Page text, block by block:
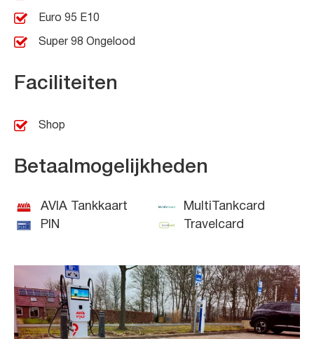
Euro 95 E10
Super 98 Ongelood
Faciliteiten
Shop
Betaalmogelijkheden
AVIA Tankkaart
PIN
MultiTankcard
Travelcard